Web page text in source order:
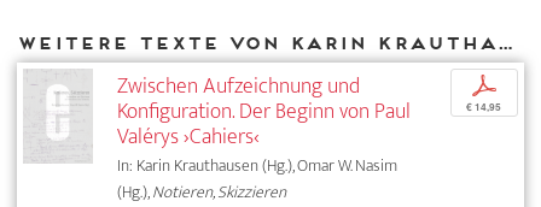
Weitere Texte von Karin Krauthausen bei DIAPHANES
Zwischen Aufzeichnung und
Konfiguration. Der Beginn von Paul
Valérys ›Cahiers‹
In: Karin Krauthausen (Hg.), Omar W. Nasim
(Hg.),Notieren, Skizzieren
p
€ 14,95